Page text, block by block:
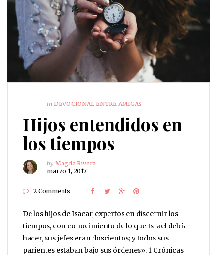
in DEVOCIONAL ENTRE AMIGAS
Hijos entendidos en
los tiempos
by Magda Rivera
marzo 1, 2017
2 Comments
De los hijos de Isacar, expertos en discernir los
tiempos, con conocimiento de lo que Israel debía
hacer, sus jefes eran doscientos; y todos sus
parientes estaban bajo sus órdenes». 1 Crónicas